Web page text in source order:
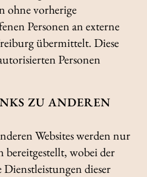
ohne vorherige
Personen an externe
übermittelt. Diese
Personen
ZU ANDEREN
Websites werden nur
wobei der
dieser